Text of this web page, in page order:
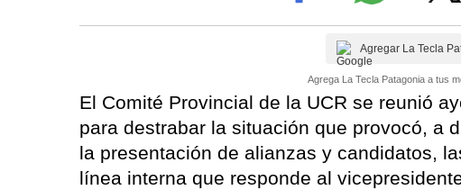
Agregar La Tecla
Agrega La Tecla Patagonia a tus
El Comité Provincial de la UCR se reunió
para destrabar la situación que provocó, a
la presentación de alianzas y candidatos,
línea interna que responde al